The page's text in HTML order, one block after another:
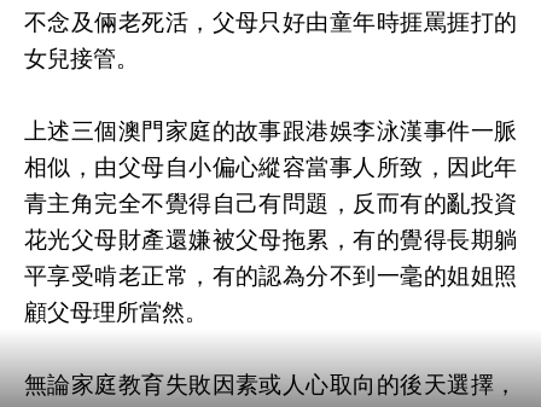
不念及倆老死活，父母只好由童年時捱罵捱打的
女兒接管。
上述三個澳門家庭的故事跟港娛李泳漢事件一脈
相似，由父母自小偏心縱容當事人所致，因此年
青主角完全不覺得自己有問題，反而有的亂投資
花光父母財產還嫌被父母拖累，有的覺得長期躺
平享受啃老正常，有的認為分不到一毫的姐姐照
顧父母理所當然。
無論家庭教育失敗因素或人心取向的後天選擇，